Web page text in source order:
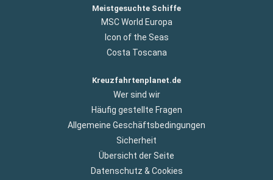
Meistgesuchte Schiffe
MSC World Europa
Icon of the Seas
Costa Toscana
Kreuzfahrtenplanet.de
Wer sind wir
Häufig gestellte Fragen
Allgemeine Geschäftsbedingungen
Sicherheit
Übersicht der Seite
Datenschutz & Cookies